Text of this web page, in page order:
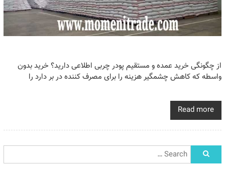
از چگونگی خرید عمده و مستقیم پودر چربی اطلاعی دارید؟ خرید بدون
واسطه که کاهش چشمگیر هزینه را برای مصرف کننده در بر دارد را
Read more